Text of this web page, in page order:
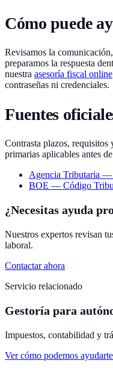
Cómo puede
Revisamos la
preparamos la respuesta
nuestra asesoría fiscal online
contraseñas ni credenciales.
Fuentes
Contrasta plazos, requisitos
primarias aplicables antes
Agencia Tributaria —
BOE — Código
¿Necesitas ayuda
Nuestros expertos revisan
laboral.
Contactar ahora
Servicio relacionado
Gestoría para
Impuestos, contabilidad y
Ver cómo podemos ayudarte